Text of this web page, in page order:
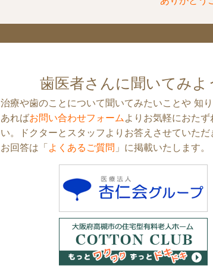
歯医者さんに聞いてみよ
治療や歯のことについて聞いてみたいことや 知
あればお問い合わせフォームよりお気軽におたず
い。ドクターとスタッフよりお答えさせていただ
お回答は「よくあるご質問 」に掲載いたします。